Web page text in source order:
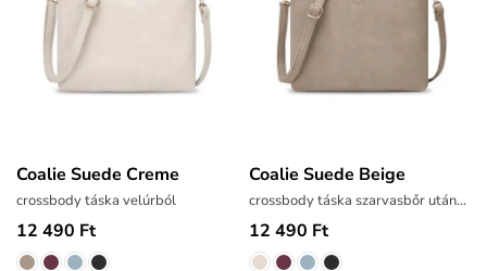
Coalie Suede Creme
crossbody táska velúrból
12 490 Ft
Coalie Suede Beige
crossbody táska szarvasbőr utánzatból
12 490 Ft